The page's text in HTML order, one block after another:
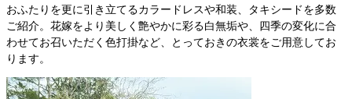
おふたりを更に引き立てるカラードレスや和装、タキシードを多数
ご紹介。花嫁をより美しく艶やかに彩る白無垢や、四季の変化に合
わせてお召いただく色打掛など、とっておきの衣裳をご用意してお
ります。